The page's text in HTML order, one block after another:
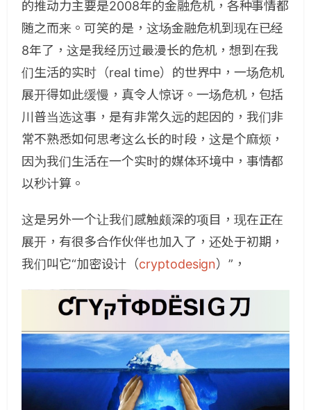
的推动力主要是2008年的金融危机，各种事情都
随之而来。可笑的是，这场金融危机到现在已经
8年了，这是我经历过最漫长的危机，想到在我
们生活的实时（real time）的世界中，一场危机
展开得如此缓慢，真令人惊讶。一场危机，包括
川普当选这事，是有非常久远的起因的，我们非
常不熟悉如何思考这么长的时段，这是个麻烦，
因为我们生活在一个实时的媒体环境中，事情都
以秒计算。
这是另外一个让我们感触颇深的项目，现在正在
展开，有很多合作伙伴也加入了，还处于初期，
我们叫它“加密设计（cryptodesign）”，